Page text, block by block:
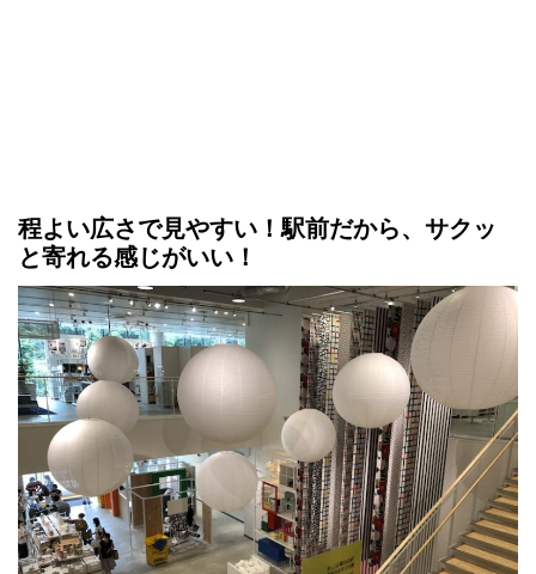
程よい広さで見やすい！駅前だから、サクッ
と寄れる感じがいい！